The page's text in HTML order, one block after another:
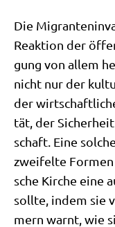
Die
Reak­ti­on der
gung von allem
nicht nur der
der
tät, der
schaft. Eine
zwei­fel­te
sche Kir­che eine
soll­te, indem sie
mern warnt, wie